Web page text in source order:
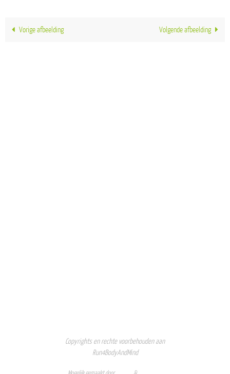
Vorige afbeelding Volgende afbeelding
Copyrights en rechte voorbehouden aan
Run4BodyAndMind